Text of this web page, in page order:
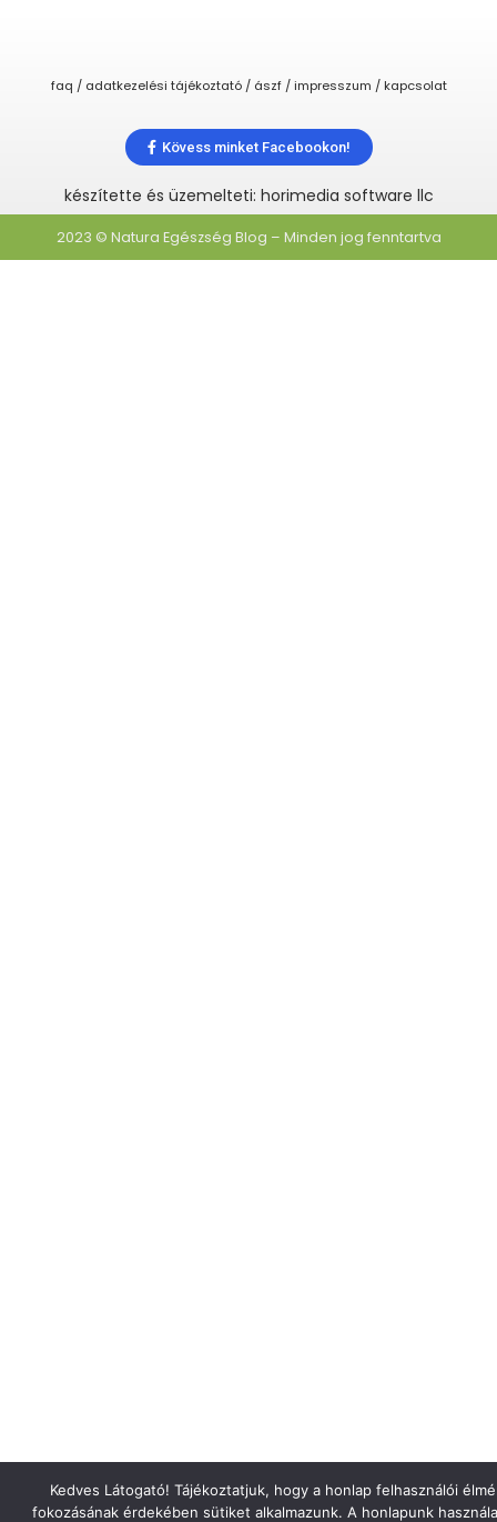
faq / adatkezelési tájékoztató / ászf / impresszum / kapcsolat
Kövess minket Facebookon!
készítette és üzemelteti: horimedia software llc
2023 © Natura Egészség Blog – Minden jog fenntartva
Kedves Látogató! Tájékoztatjuk, hogy a honlap felhasználói
fokozásának érdekében sütiket alkalmazunk. A honlapunk